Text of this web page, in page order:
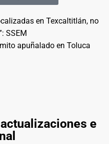
en Texcaltitlán, no
SSEM
apuñalado en Toluca
e